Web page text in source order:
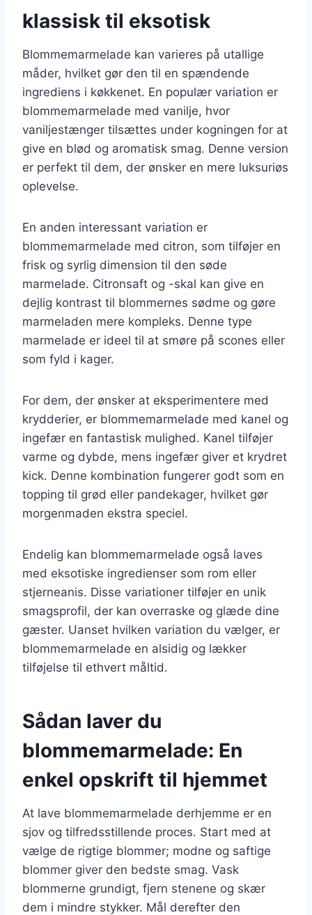
klassisk til eksotisk
Blommemarmelade kan varieres på utallige
måder, hvilket gør den til en spændende
ingrediens i køkkenet. En populær variation er
blommemarmelade med vanilje, hvor
vaniljestænger tilsættes under kogningen for at
give en blød og aromatisk smag. Denne version
er perfekt til dem, der ønsker en mere luksuriøs
oplevelse.
En anden interessant variation er
blommemarmelade med citron, som tilføjer en
frisk og syrlig dimension til den søde
marmelade. Citronsaft og -skal kan give en
dejlig kontrast til blommernes sødme og gøre
marmeladen mere kompleks. Denne type
marmelade er ideel til at smøre på scones eller
som fyld i kager.
For dem, der ønsker at eksperimentere med
krydderier, er blommemarmelade med kanel og
ingefær en fantastisk mulighed. Kanel tilføjer
varme og dybde, mens ingefær giver et krydret
kick. Denne kombination fungerer godt som en
topping til grød eller pandekager, hvilket gør
morgenmaden ekstra speciel.
Endelig kan blommemarmelade også laves
med eksotiske ingredienser som rom eller
stjerneanis. Disse variationer tilføjer en unik
smagsprofil, der kan overraske og glæde dine
gæster. Uanset hvilken variation du vælger, er
blommemarmelade en alsidig og lækker
tilføjelse til ethvert måltid.
Sådan laver du
blommemarmelade: En
enkel opskrift til hjemmet
At lave blommemarmelade derhjemme er en
sjov og tilfredsstillende proces. Start med at
vælge de rigtige blommer; modne og saftige
blommer giver den bedste smag. Vask
blommerne grundigt, fjern stenene og skær
dem i mindre stykker. Mål derefter den